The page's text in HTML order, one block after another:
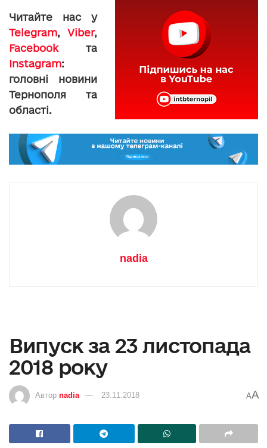
Читайте нас у
Telegram, Viber,
Facebookта
Instagram:
головні новини
Тернополя та
області.
nadia
Випуск за 23 листопада
2018 року
Автор nadia 23.11.2018 AA